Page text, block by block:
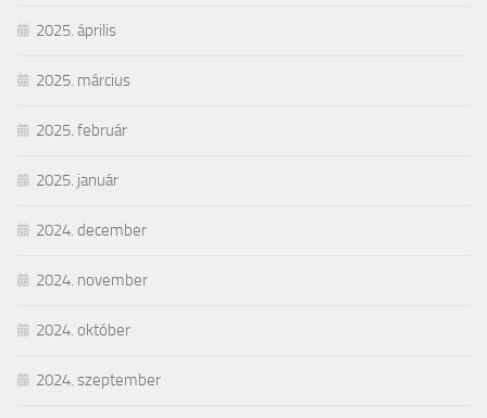
2025. április
2025. március
2025. február
2025. január
2024. december
2024. november
2024. október
2024. szeptember